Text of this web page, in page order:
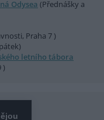
Odysea (Přednášky a
Praha 7 )
letního tábora
)